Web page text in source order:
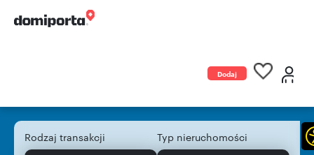
Dodaj
Rodzaj transakcji Typ nieruchomości